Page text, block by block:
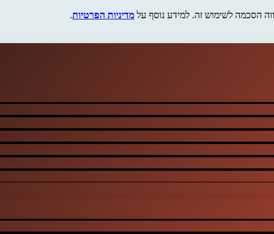
מדיניות הפרטיות.